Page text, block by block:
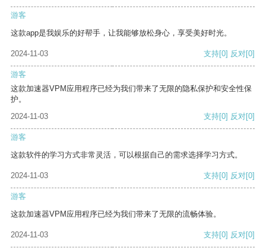
游客
这款app是我娱乐的好帮手，让我能够放松身心，享受美好时光。
2024-11-03 支持[0] 反对[0]
游客
这款加速器VPM应用程序已经为我们带来了无限的隐私保护和安全性保
护。
2024-11-03
支持[0] 反对[0]
游客
这款软件的学习方式非常灵活，可以根据自己的需求选择学习方式。
2024-11-03 支持[0] 反对[0]
游客
这款加速器VPM应用程序已经为我们带来了无限的流畅体验。
2024-11-03 支持[0] 反对[0]